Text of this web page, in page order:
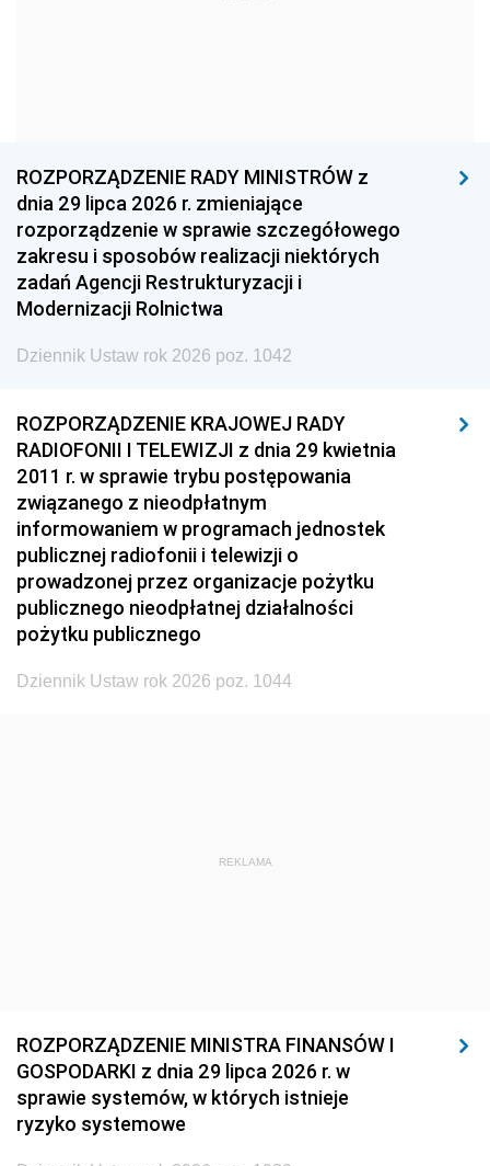
1945 1944
1938 1937 1936
1935 1934
1932 1931
1929 1928
1923 1922
1920 1919 1918
ROZPORZĄDZENIE RADY MINISTRÓW z
dnia 29 lipca 2026 r. zmieniające
rozporządzenie w sprawie szczegółowego
zakresu i sposobów realizacji niektórych
zadań Agencji Restrukturyzacji i
Modernizacji Rolnictwa
Dziennik Ustaw rok 2026 poz. 1042
ROZPORZĄDZENIE KRAJOWEJ RADY
RADIOFONII I TELEWIZJI z dnia 29 kwietnia
2011 r. w sprawie trybu postępowania
związanego z nieodpłatnym
informowaniem w programach jednostek
publicznej radiofonii i telewizji o
prowadzonej przez organizacje pożytku
publicznego nieodpłatnej działalności
pożytku publicznego
Dziennik Ustaw rok 2026 poz. 1044
REKLAMA
ROZPORZĄDZENIE MINISTRA FINANSÓW I
GOSPODARKI z dnia 29 lipca 2026 r. w
sprawie systemów, w których istnieje
ryzyko systemowe